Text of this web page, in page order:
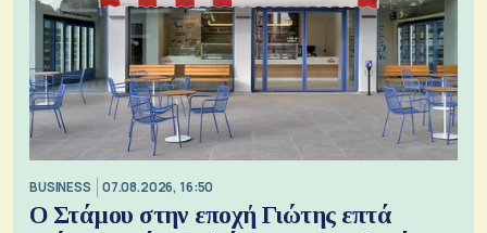
BUSINESS 07.08.2026, 16:50
Ο Στάμου στην εποχή Γιώτης επτά